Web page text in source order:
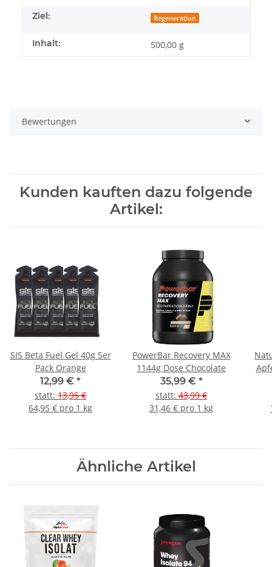
Ziel: Regeneration
Inhalt: 500,00 g
Bewertungen
Kunden kauften dazu folgende
Artikel:
SIS Beta Fuel Gel 40g 5er
Pack Orange
12,99 € *
statt: 13,95 €
64,95 € pro 1 kg
PowerBar Recovery MAX
1144g Dose Chocolate
35,99 € *
statt: 43,99 €
31,46 € pro 1 kg
Ähnliche Artikel